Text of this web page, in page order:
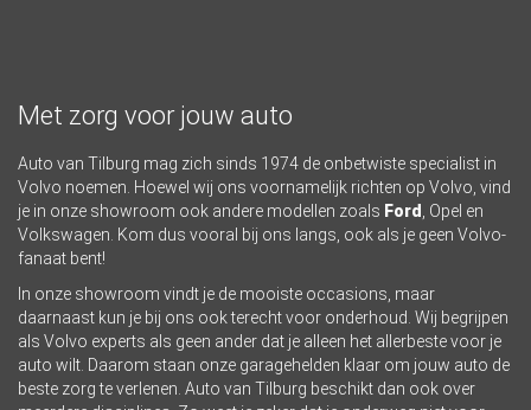
Met zorg voor jouw auto
Auto van Tilburg mag zich sinds 1974 de onbetwiste specialist in
Volvo noemen. Hoewel wij ons voornamelijk richten op Volvo, vind
je in onze showroom ook andere modellen zoals Ford
, Opel en
Volkswagen. Kom dus vooral bij ons langs, ook als je geen Volvo-
fanaat bent!
In onze showroom vindt je de mooiste occasions, maar
daarnaast kun je bij ons ook terecht voor onderhoud. Wij begrijpen
als Volvo experts als geen ander dat je alleen het allerbeste voor je
auto wilt. Daarom staan onze garagehelden klaar om jouw auto de
beste zorg te verlenen. Auto van Tilburg beschikt dan ook over